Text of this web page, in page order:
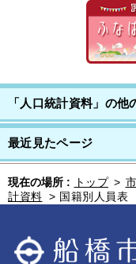
「人口統計資料」の他
最近見たページ
現在の場所 : トップ >
計資料 > 国籍別人員